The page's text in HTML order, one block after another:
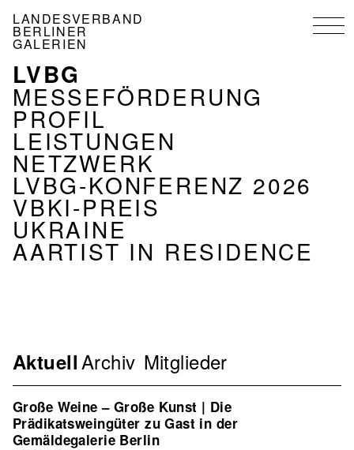
zum
Inhalt
LANDESVERBAND
BERLINER
GALERIEN
NAVIGATION
VERBAND
LVBG
MESSEFÖRDERUNG
PROFIL
LEISTUNGEN
NETZWERK
LVBG-KONFERENZ 2026
VBKI-PREIS
UKRAINE
AARTIST IN RESIDENCE
Navigation
Verband
2nd
Level
AktuellArchiv Mitglieder
Große Weine – Große Kunst | Die
Prädikatsweingüter zu Gast in der
Gemäldegalerie Berlin